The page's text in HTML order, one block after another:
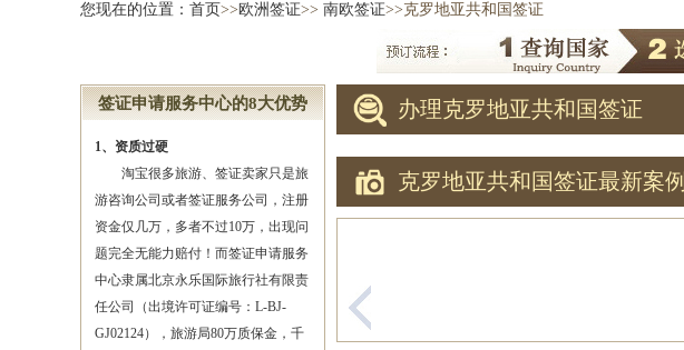
您现在的位置： 首页>>欧洲签证>> 南欧签证>>克罗地亚共和国签证
签证申请服务中心的8大优势
1、资质过硬
淘宝很多旅游、签证卖家只是旅
游咨询公司或者签证服务公司，注册
资金仅几万，多者不过10万，出现问
题完全无能力赔付！而签证申请服务
中心隶属北京永乐国际旅行社有限责
任公司（出境许可证编号：L-BJ-
GJ02124），旅游局80万质保金，千
办理克罗地亚共和国签证
克罗地亚共和国签证最新案例